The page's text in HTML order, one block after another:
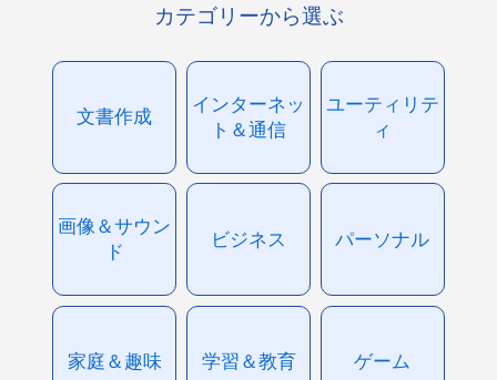
カテゴリーから選ぶ
文書作成
インターネッ
ト＆通信
ユーティリテ
ィ
画像＆サウン
ド
ビジネス パーソナル
家庭＆趣味 学習＆教育 ゲーム